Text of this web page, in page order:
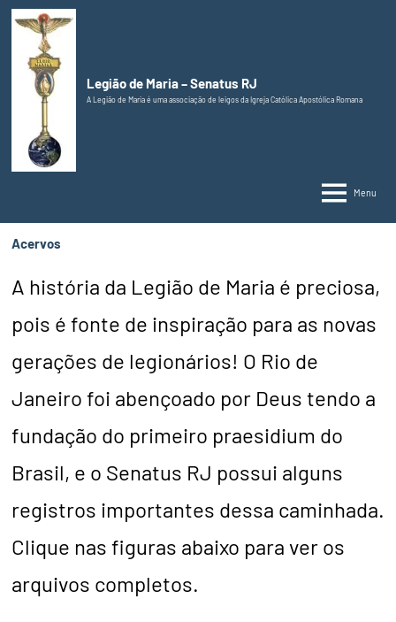
para
Legião de Maria – Senatus RJ
A Legião de Maria é uma associação de leigos da Igreja Católica Apostólica Romana
Menu
Acervos
A história da Legião de Maria é preciosa,
pois é fonte de inspiração para as novas
gerações de legionários! O Rio de
Janeiro foi abençoado por Deus tendo a
fundação do primeiro praesidium do
Brasil, e o Senatus RJ possui alguns
registros importantes dessa caminhada.
Clique nas figuras abaixo para ver os
arquivos completos.